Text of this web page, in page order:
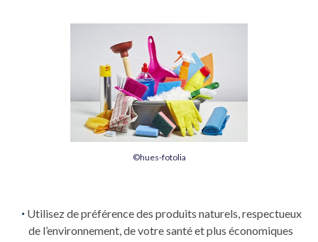
©hues-fotolia
Utilisez de préférence des produits naturels, respectueux
de l’environnement, de votre santé et plus économiques